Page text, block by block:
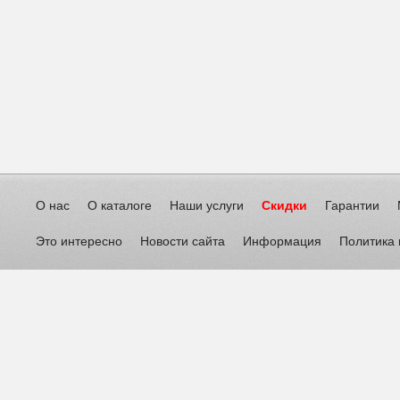
О нас О каталоге Наши услуги Скидки Гарантии
Это интересно Новости сайта Информация Политика